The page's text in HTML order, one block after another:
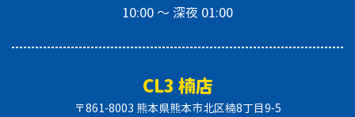
10:00 〜 深夜 01:00
CL3 楠店
〒861-8003 熊本県熊本市北区楠8丁目9-5